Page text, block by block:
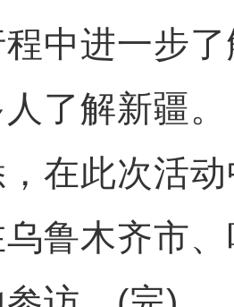
中进一步
了解新疆。
此次活动
鲁木齐市